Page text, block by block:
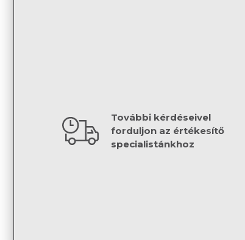
További kérdéseivel
forduljon az értékesítő
specialistánkhoz